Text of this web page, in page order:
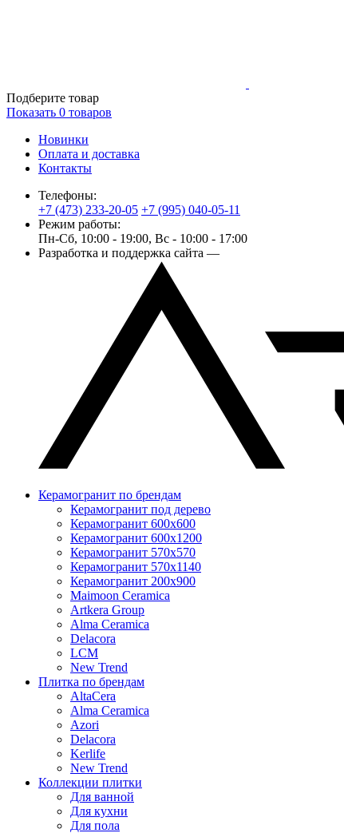
Подберите товар
Показать 0 товаров
Новинки
Оплата и доставка
Контакты
Телефоны:
+7 (473) 233-20-05 +7 (995) 040-05-11
Режим работы:
Пн-Сб, 10:00 - 19:00, Вс - 10:00 - 17:00
Разработка и поддержка сайта —
Керамогранит по брендам
Керамогранит под дерево
Керамогранит 600x600
Керамогранит 600x1200
Керамогранит 570x570
Керамогранит 570x1140
Керамогранит 200x900
Maimoon Ceramica
Artkera Group
Alma Ceramica
Delacora
LCM
New Trend
Плитка по брендам
AltaCera
Аlma Ceramica
Azori
Delacora
Kerlife
New Trend
Коллекции плитки
Для ванной
Для кухни
Для пола